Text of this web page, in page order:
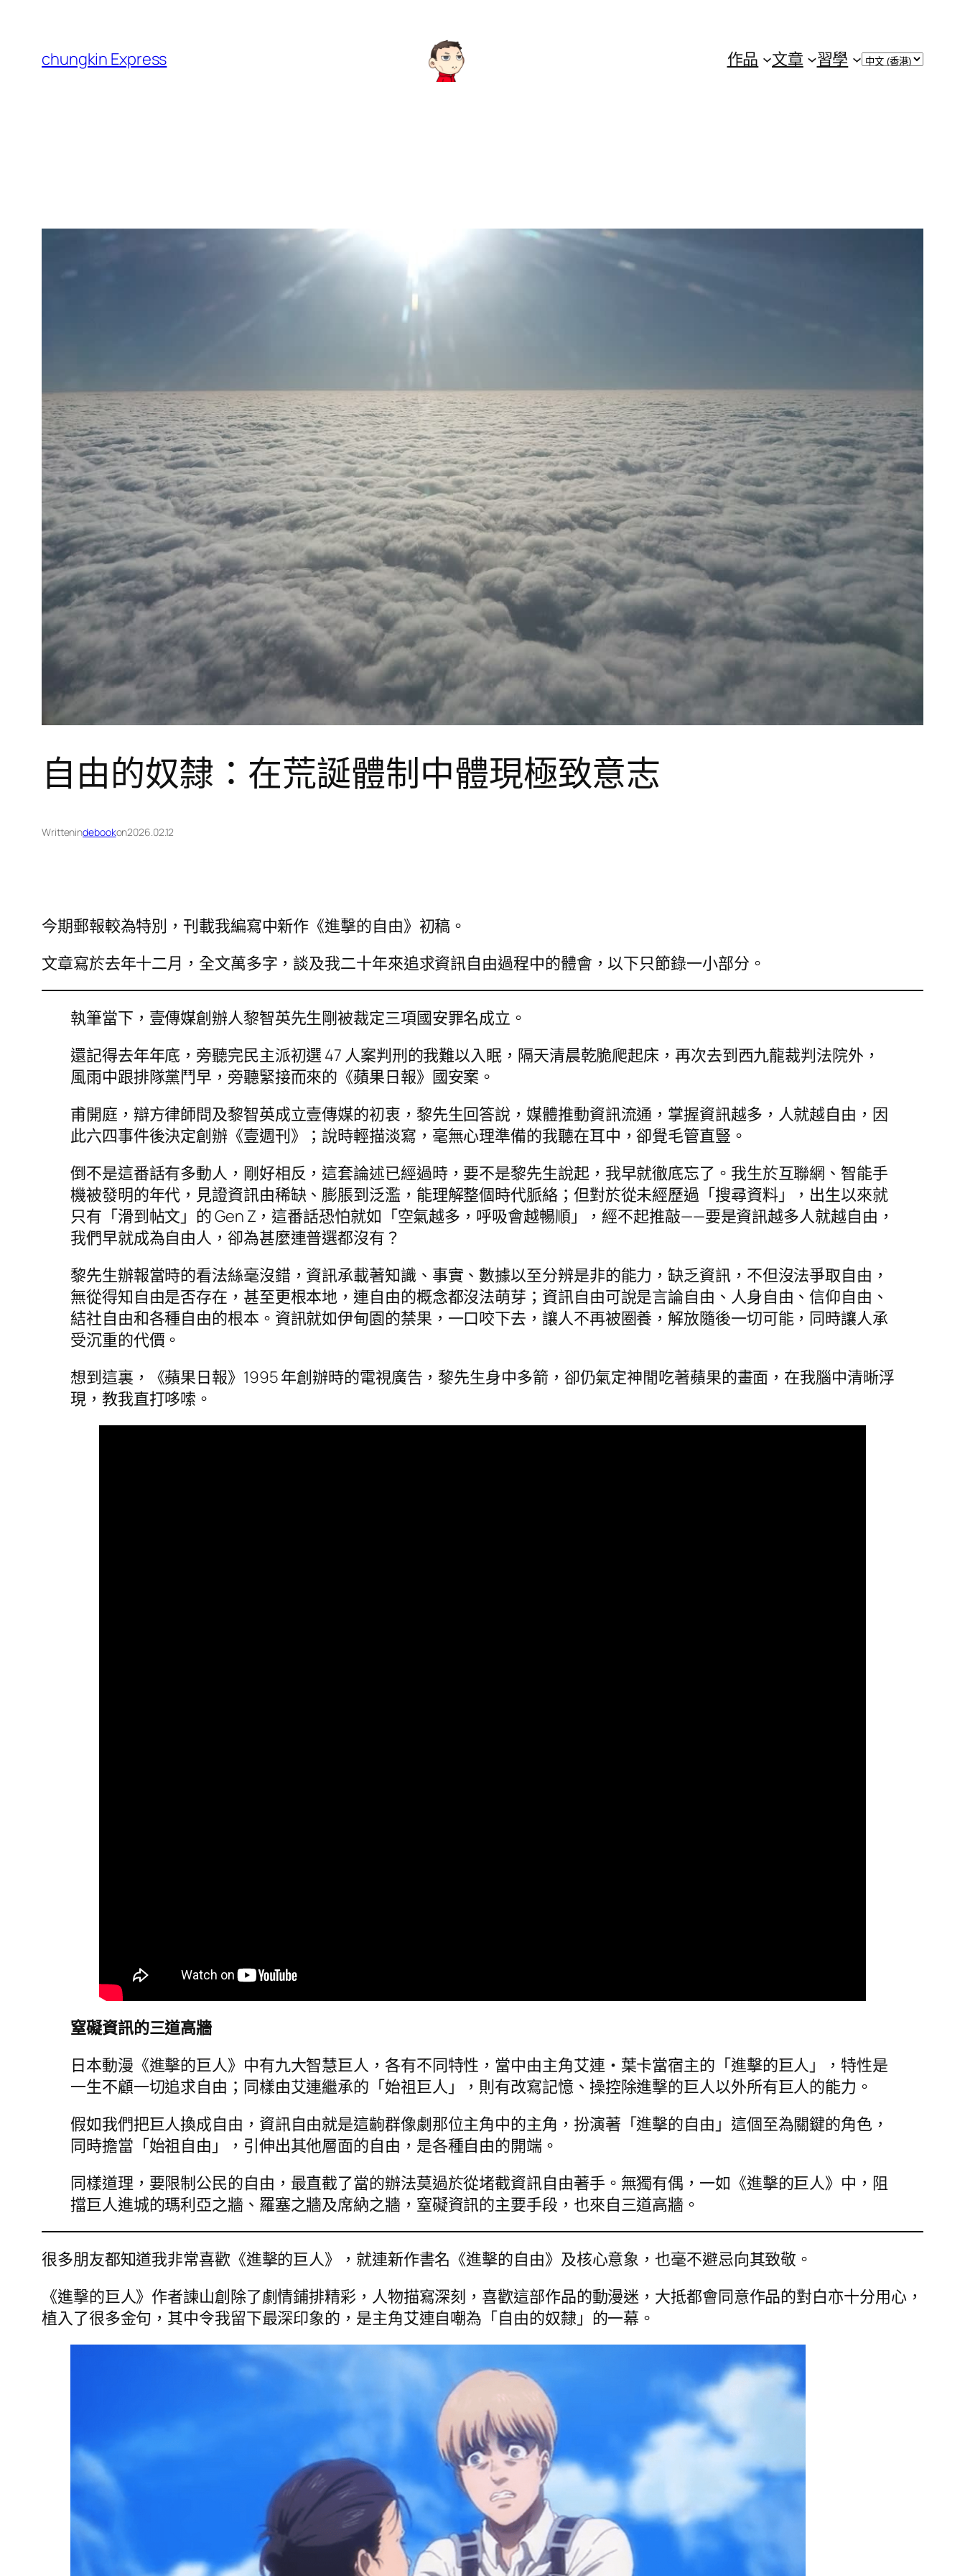
chungkin Express 作品 文章 習學
Choose
自由的奴隸：在荒誕體制中體現極致意志
Writtenindebookon2026.02.12
今期郵報較為特別，刊載我編寫中新作《進擊的自由》初稿。
文章寫於去年十二月，全文萬多字，談及我二十年來追求資訊自由過程中的體會，以下只節錄一小部分。
執筆當下，壹傳媒創辦人黎智英先生剛被裁定三項國安罪名成立。
還記得去年年底，旁聽完民主派初選 47 人案判刑的我難以入眠，隔天清晨乾脆爬起床，再次去到西九龍裁判法院外，
風雨中跟排隊黨鬥早，旁聽緊接而來的《蘋果日報》國安案。
甫開庭，辯方律師問及黎智英成立壹傳媒的初衷，黎先生回答說，媒體推動資訊流通，掌握資訊越多，人就越自由，因
此六四事件後決定創辦《壹週刊》；說時輕描淡寫，毫無心理準備的我聽在耳中，卻覺毛管直豎。
倒不是這番話有多動人，剛好相反，這套論述已經過時，要不是黎先生說起，我早就徹底忘了。我生於互聯網、智能手
機被發明的年代，見證資訊由稀缺、膨脹到泛濫，能理解整個時代脈絡；但對於從未經歷過「搜尋資料」，出生以來就
只有「滑到帖文」的 Gen Z，這番話恐怕就如「空氣越多，呼吸會越暢順」，經不起推敲——要是資訊越多人就越自由，
我們早就成為自由人，卻為甚麼連普選都沒有？
黎先生辦報當時的看法絲毫沒錯，資訊承載著知識、事實、數據以至分辨是非的能力，缺乏資訊，不但沒法爭取自由，
無從得知自由是否存在，甚至更根本地，連自由的概念都沒法萌芽；資訊自由可說是言論自由、人身自由、信仰自由、
結社自由和各種自由的根本。資訊就如伊甸園的禁果，一口咬下去，讓人不再被圈養，解放隨後一切可能，同時讓人承
受沉重的代價。
想到這裏，《蘋果日報》1995 年創辦時的電視廣告，黎先生身中多箭，卻仍氣定神閒吃著蘋果的畫面，在我腦中清晰浮
現，教我直打哆嗦。
窒礙資訊的三道高牆
日本動漫《進擊的巨人》中有九大智慧巨人，各有不同特性，當中由主角艾連・葉卡當宿主的「進擊的巨人」，特性是
一生不顧一切追求自由；同樣由艾連繼承的「始祖巨人」，則有改寫記憶、操控除進擊的巨人以外所有巨人的能力。
假如我們把巨人換成自由，資訊自由就是這齣群像劇那位主角中的主角，扮演著「進擊的自由」這個至為關鍵的角色，
同時擔當「始祖自由」，引伸出其他層面的自由，是各種自由的開端。
同樣道理，要限制公民的自由，最直截了當的辦法莫過於從堵截資訊自由著手。無獨有偶，一如《進擊的巨人》中，阻
擋巨人進城的瑪利亞之牆、羅塞之牆及席納之牆，窒礙資訊的主要手段，也來自三道高牆。
很多朋友都知道我非常喜歡《進擊的巨人》，就連新作書名《進擊的自由》及核心意象，也毫不避忌向其致敬。
《進擊的巨人》作者諫山創除了劇情鋪排精彩，人物描寫深刻，喜歡這部作品的動漫迷，大抵都會同意作品的對白亦十分用心，
植入了很多金句，其中令我留下最深印象的，是主角艾連自嘲為「自由的奴隸」的一幕。